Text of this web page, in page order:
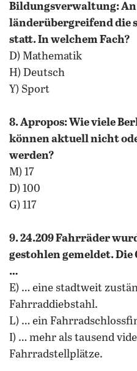
Bildungsverwaltung: An
länderübergreifend die
statt. In welchem Fach?
D) Mathematik
H) Deutsch
Y) Sport
8. Apropos: Wie viele
können aktuell nicht
werden?
M) 17
D) 100
G) 117
9. 24.209 Fahrräder
gestohlen gemeldet.
…
E) … eine stadtweit
Fahrraddiebstahl.
L) … ein
I) … mehr als tausend
Fahrradstellplätze.